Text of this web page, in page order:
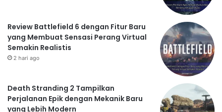
Review Battlefield 6 dengan Fitur Baru
yang Membuat Sensasi Perang Virtual
Semakin Realistis
2 hari ago
Death Stranding 2 Tampilkan
Perjalanan Epik dengan Mekanik Baru
yang Lebih Modern